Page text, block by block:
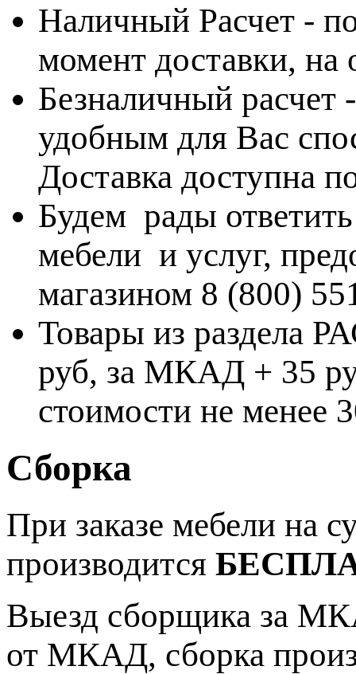
Наличный Расчет -
момент доставки, на
Безналичный
удобным для Вас
Доставка доступна
Будем рады
мебели и услуг,
магазином 8 (800)
Товары из раздела
руб, за МКАД + 35
стоимости не менее
Сборка
При заказе мебели на
производится
Выезд сборщика за
от МКАД, сборка